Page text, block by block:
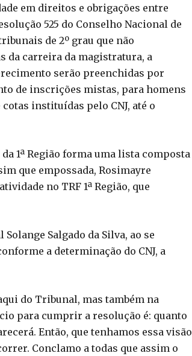
em direitos e obrigações entre
525 do Conselho Nacional de
de 2º grau que não
da carreira da magistratura, a
serão preenchidas por
de inscrições mistas, para homens
instituídas pelo CNJ, até o
1ª Região forma uma lista composta
que empossada, Rosimayre
no TRF 1ª Região, que
Salgado da Silva, ao se
a determinação do CNJ, a
do Tribunal, mas também na
para cumprir a resolução é: quanto
Então, que tenhamos essa visão
Conclamo a todas que assim o